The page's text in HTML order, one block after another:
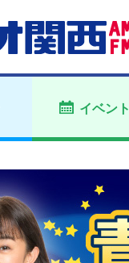
イベント